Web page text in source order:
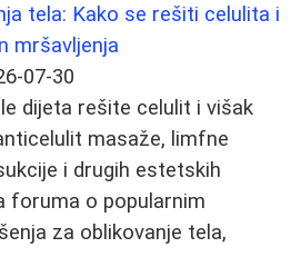
tela: Kako se rešiti celulita i
mršavljenja
07-30
dijeta rešite celulit i višak
masaže, limfne
i drugih estetskih
foruma o popularnim
za oblikovanje tela,